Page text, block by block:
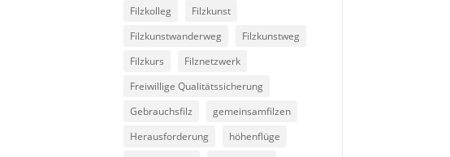
Filzkolleg
Filzkunst
Filzkunstwanderweg
Filzkunstweg
Filzkurs
Filznetzwerk
Freiwillige Qualitätssicherung
Gebrauchsfilz
gemeinsamfilzen
Herausforderung
höhenflüge